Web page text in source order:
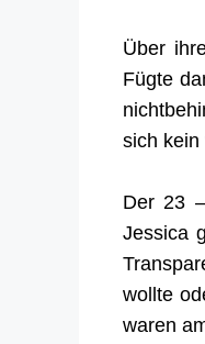
Über
Fügte
sich kein
Der 23
Jessica
wollte
waren